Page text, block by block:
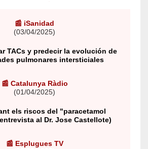
📰 iSanidad
(03/04/2025)
TACs y predecir la evolución de
pulmonares intersticiales
📰 Catalunya Ràdio
(01/04/2025)
els riscos del "paracetamol
al Dr. Jose Castellote)
📰 Esplugues TV